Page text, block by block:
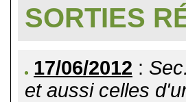
SORTIES
17/06/2012 :
et aussi celles